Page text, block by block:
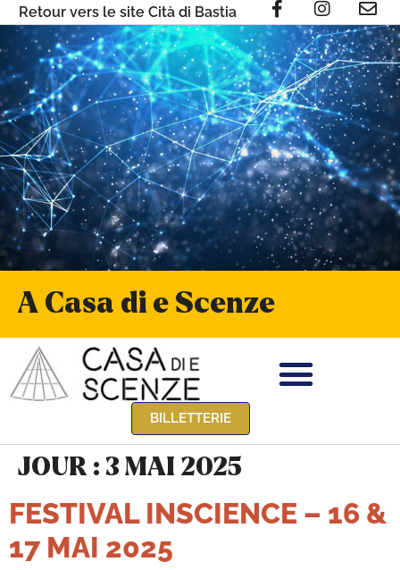
Retour vers le site Cità di Bastia
A Casa di e Scenze
BILLETTERIE
JOUR : 3 MAI 2025
FESTIVAL INSCIENCE – 16 &
17 MAI 2025